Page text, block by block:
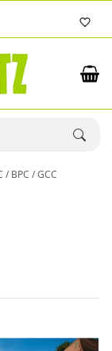
/ BPC / GCC